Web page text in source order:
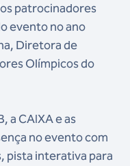
patrocinadores
evento no ano
Diretora de
Olímpicos do
a CAIXA e as
no evento com
pista interativa para